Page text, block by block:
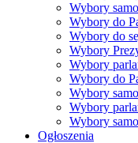
Wybory
Wybory do
Wybory do
Wybory
Wybory
Wybory do
Wybory
Wybory
Wybory
Ogłoszenia